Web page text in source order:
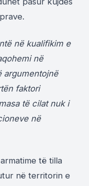
në kualifikim e
në
argumentojnë
faktori
të cilat nuk i
në
të tilla
në territorin e